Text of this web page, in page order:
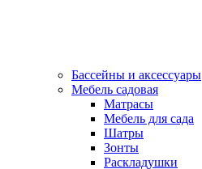
Бассейны и аксессуары
Мебель садовая
Матрасы
Мебель для сада
Шатры
Зонты
Раскладушки